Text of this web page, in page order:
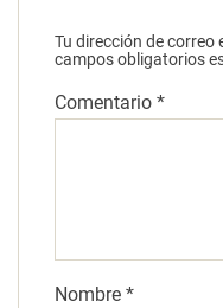
Tu dirección de correo
campos obligatorios
Comentario *
Nombre *